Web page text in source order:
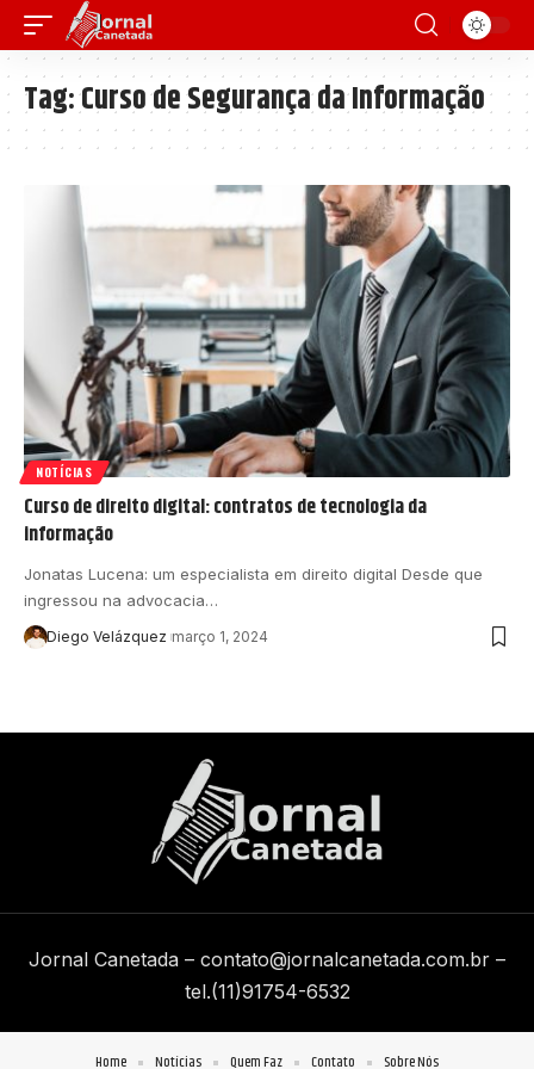
Tag:Curso de Segurança da Informação
NOTÍCIAS
Curso de direito digital: contratos de tecnologia da
informação
Jonatas Lucena: um especialista em direito digital Desde que
ingressou na advocacia…
Diego Velázquez março 1, 2024
Jornal Canetada – contato@jornalcanetada.com.br –
tel.(11)91754-6532
Home Notícias Quem Faz Contato Sobre Nós